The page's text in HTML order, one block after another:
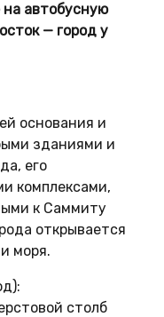
автобусную
— город у
основания и
зданиями и
его
комплексами,
к Саммиту
открывается
моря.
столб